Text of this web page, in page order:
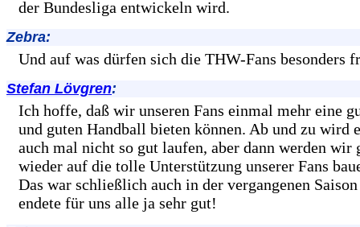
der Bundesliga entwickeln wird.
Zebra:
Und auf was dürfen sich die THW-Fans besonders
Stefan Lövgren:
Ich hoffe, daß wir unseren Fans einmal mehr eine
und guten Handball bieten können. Ab und zu wird
auch mal nicht so gut laufen, aber dann werden wir
wieder auf die tolle Unterstützung unserer Fans
Das war schließlich auch in der vergangenen
endete für uns alle ja sehr gut!